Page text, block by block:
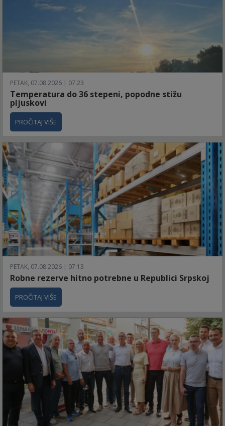
PETAK, 07.08.2026 | 07:23
Temperatura do 36 stepeni, popodne stižu
pljuskovi
PROČITAJ VIŠE
PETAK, 07.08.2026 | 07:13
Robne rezerve hitno potrebne u Republici Srpskoj
PROČITAJ VIŠE